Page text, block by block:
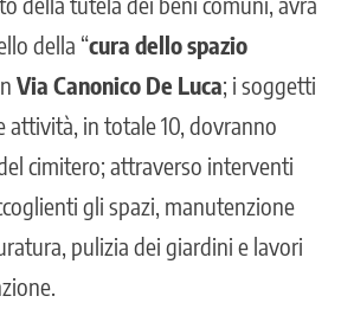
della “cura dello spazio
Via Canonico De Luca; i soggetti
attività, in totale 10, dovranno
cimitero; attraverso interventi
gli spazi, manutenzione
pulizia dei giardini e lavori